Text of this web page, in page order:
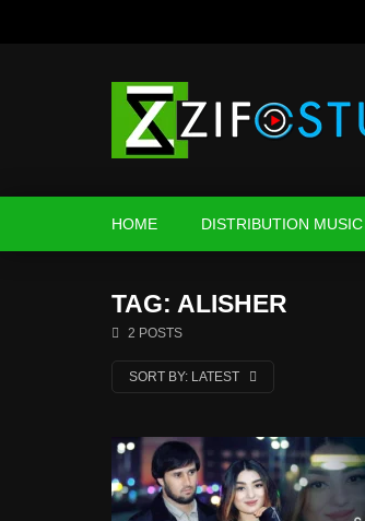
HOME DISTRIBUTION MUSIC
TAG: ALISHER
2 POSTS
SORT BY: LATEST